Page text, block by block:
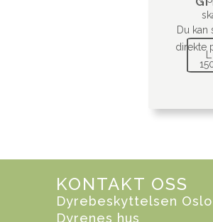
Du kan
direkte
KONTAKT OSS
Dyrebeskyttelsen
Dyrenes hus